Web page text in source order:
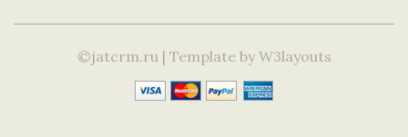
©jatcrm.ru| Template byW3layouts